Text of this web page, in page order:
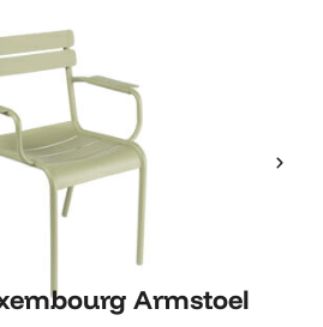
Armstoel
Armstoel